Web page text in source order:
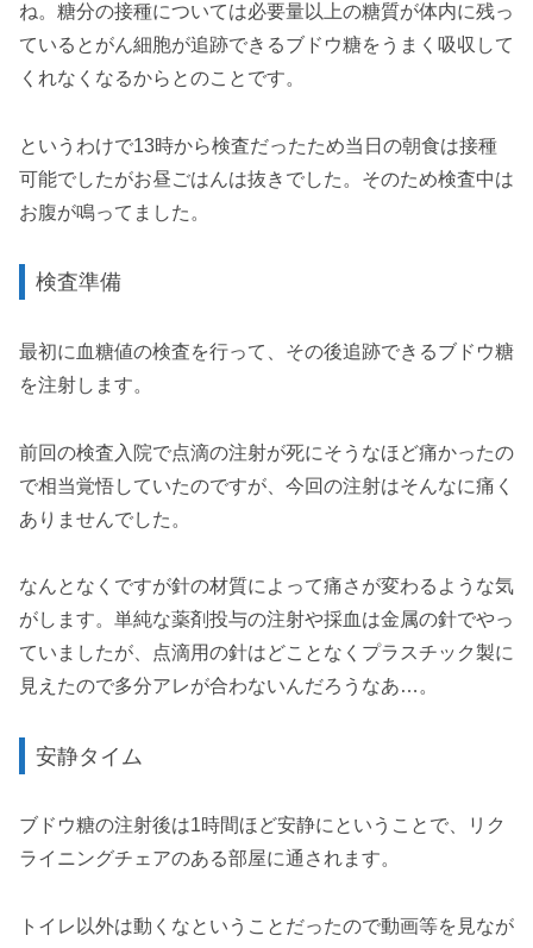
ね。糖分の接種については必要量以上の糖質が体内に残っ
ているとがん細胞が追跡できるブドウ糖をうまく吸収して
くれなくなるからとのことです。
というわけで13時から検査だったため当日の朝食は接種
可能でしたがお昼ごはんは抜きでした。そのため検査中は
お腹が鳴ってました。
検査準備
最初に血糖値の検査を行って、その後追跡できるブドウ糖
を注射します。
前回の検査入院で点滴の注射が死にそうなほど痛かったの
で相当覚悟していたのですが、今回の注射はそんなに痛く
ありませんでした。
なんとなくですが針の材質によって痛さが変わるような気
がします。単純な薬剤投与の注射や採血は金属の針でやっ
ていましたが、点滴用の針はどことなくプラスチック製に
見えたので多分アレが合わないんだろうなあ…。
安静タイム
ブドウ糖の注射後は1時間ほど安静にということで、リク
ライニングチェアのある部屋に通されます。
トイレ以外は動くなということだったので動画等を見なが